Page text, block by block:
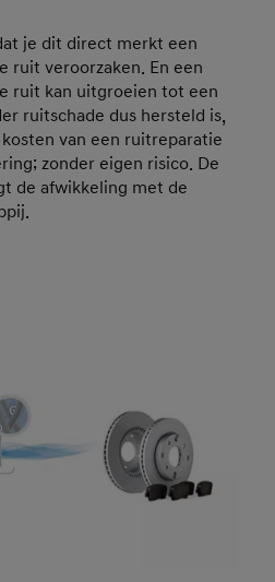
je dit direct merkt een
ruit veroorzaken. En een
ruit kan uitgroeien tot een
ruitschade dus hersteld is,
van een ruitreparatie
zonder eigen risico. De
de afwikkeling met de